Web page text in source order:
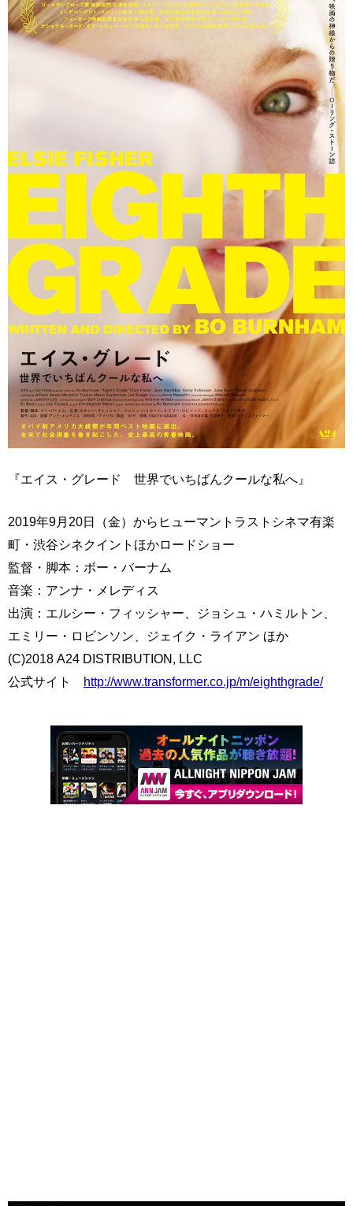
『エイス・グレード 世界でいちばんクールな私へ』
2019年9月20日（金）からヒューマントラストシネマ有楽
町・渋谷シネクイントほかロードショー
監督・脚本：ボー・バーナム
音楽：アンナ・メレディス
出演：エルシー・フィッシャー、ジョシュ・ハミルトン、
エミリー・ロビンソン、ジェイク・ライアン ほか
(C)2018 A24 DISTRIBUTION, LLC
公式サイト http://www.transformer.co.jp/m/eighthgrade/